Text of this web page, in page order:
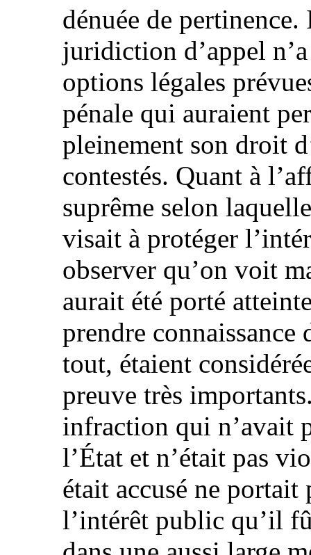
dénuée de
juridiction d’appel
options légales
pénale qui auraient
pleinement son droit
contestés. Quant à
suprême selon
visait à protéger
observer qu’on voit
aurait été porté
prendre
tout, étaient
preuve très
infraction qui n’avait
l’État et n’était pas
était accusé ne portait
l’intérêt public qu’il